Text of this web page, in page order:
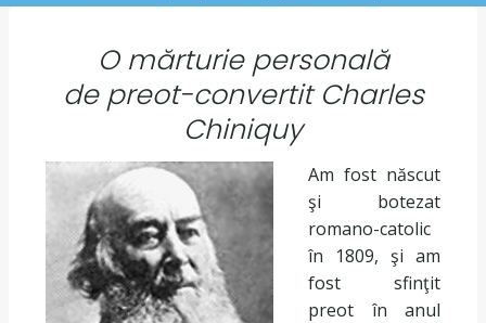
O mărturie personală
de preot-convertit Charles
Chiniquy
Am fost născut
şi botezat
romano-catolic
în 1809, şi am
fost sfinţit
preot în anul